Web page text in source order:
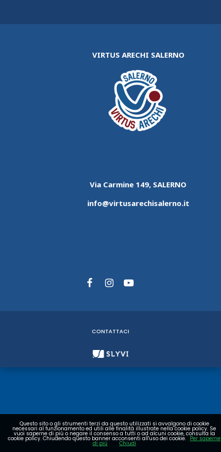
VIRTUS ARECHI SALERNO
Via Carmine 149, SALERNO
info@virtusarechisalerno.it
CONTATTACI
Questo sito o gli strumenti terzi da questo utilizzati si avvalgono di cookie
necessari al funzionamento ed utili alle finalità illustrate nella cookie policy. Se
vuoi saperne di più o negare il consenso a tutti o ad alcuni cookie, consulta la
cookie policy. Chiudendo questo banner acconsenti all'uso dei cookie. Per saperne
di più Chiudi